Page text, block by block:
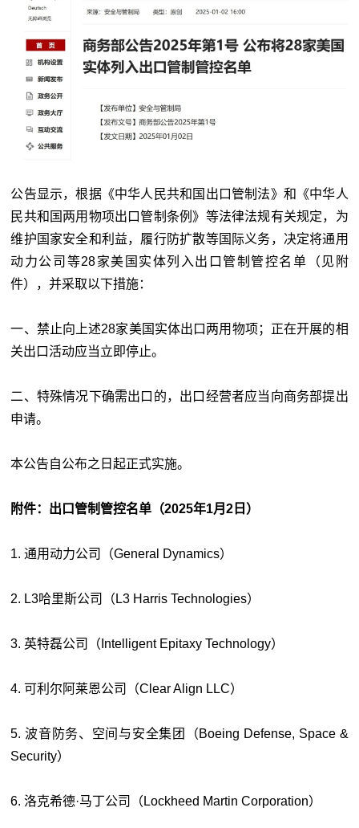
公告显示，根据《中华人民共和国出口管制法》和《中华人
民共和国两用物项出口管制条例》等法律法规有关规定，为
维护国家安全和利益，履行防扩散等国际义务，决定将通用
动力公司等28家美国实体列入出口管制管控名单（见附
件），并采取以下措施：
一、禁止向上述28家美国实体出口两用物项；正在开展的相
关出口活动应当立即停止。
二、特殊情况下确需出口的，出口经营者应当向商务部提出
申请。
本公告自公布之日起正式实施。
附件：出口管制管控名单（2025年1月2日）
1. 通用动力公司（General Dynamics）
2. L3哈里斯公司（L3 Harris Technologies）
3. 英特磊公司（Intelligent Epitaxy Technology）
4. 可利尔阿莱恩公司（Clear Align LLC）
5. 波音防务、空间与安全集团（Boeing Defense, Space &
Security）
6. 洛克希德·马丁公司（Lockheed Martin Corporation）